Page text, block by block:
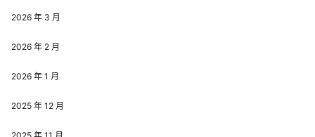
2026 年 3 月
2026 年 2 月
2026 年 1 月
2025 年 12 月